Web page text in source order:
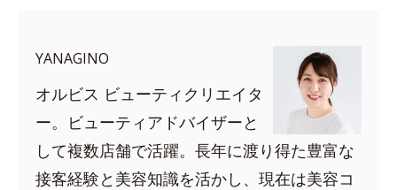
YANAGINO
オルビス ビューティクリエイタ
ー。ビューティアドバイザーと
して複数店舗で活躍。長年に渡り得た豊富な
接客経験と美容知識を活かし、現在は美容コ